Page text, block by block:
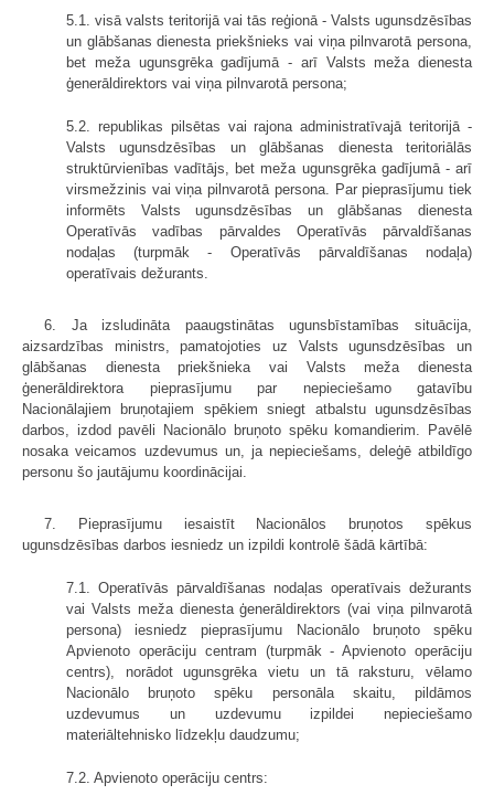
5.1. visā valsts teritorijā vai tās reģionā - Valsts ugunsdzēsības
un glābšanas dienesta priekšnieks vai viņa pilnvarotā persona,
bet meža ugunsgrēka gadījumā - arī Valsts meža dienesta
ģenerāldirektors vai viņa pilnvarotā persona;
5.2. republikas pilsētas vai rajona administratīvajā teritorijā -
Valsts ugunsdzēsības un glābšanas dienesta teritoriālās
struktūrvienības vadītājs, bet meža ugunsgrēka gadījumā - arī
virsmežzinis vai viņa pilnvarotā persona. Par pieprasījumu tiek
informēts Valsts ugunsdzēsības un glābšanas dienesta
Operatīvās vadības pārvaldes Operatīvās pārvaldīšanas
nodaļas (turpmāk - Operatīvās pārvaldīšanas nodaļa)
operatīvais dežurants.
6. Ja izsludināta paaugstinātas ugunsbīstamības situācija,
aizsardzības ministrs, pamatojoties uz Valsts ugunsdzēsības un
glābšanas dienesta priekšnieka vai Valsts meža dienesta
ģenerāldirektora pieprasījumu par nepieciešamo gatavību
Nacionālajiem bruņotajiem spēkiem sniegt atbalstu ugunsdzēsības
darbos, izdod pavēli Nacionālo bruņoto spēku komandierim. Pavēlē
nosaka veicamos uzdevumus un, ja nepieciešams, deleģē atbildīgo
personu šo jautājumu koordinācijai.
7. Pieprasījumu iesaistīt Nacionālos bruņotos spēkus
ugunsdzēsības darbos iesniedz un izpildi kontrolē šādā kārtībā:
7.1. Operatīvās pārvaldīšanas nodaļas operatīvais dežurants
vai Valsts meža dienesta ģenerāldirektors (vai viņa pilnvarotā
persona) iesniedz pieprasījumu Nacionālo bruņoto spēku
Apvienoto operāciju centram (turpmāk - Apvienoto operāciju
centrs), norādot ugunsgrēka vietu un tā raksturu, vēlamo
Nacionālo bruņoto spēku personāla skaitu, pildāmos
uzdevumus un uzdevumu izpildei nepieciešamo
materiāltehnisko līdzekļu daudzumu;
7.2. Apvienoto operāciju centrs: